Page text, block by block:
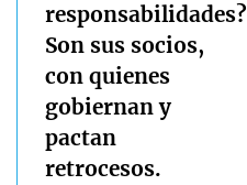
responsabilidades?
Son sus socios,
con quienes
gobiernan y
pactan
retrocesos.